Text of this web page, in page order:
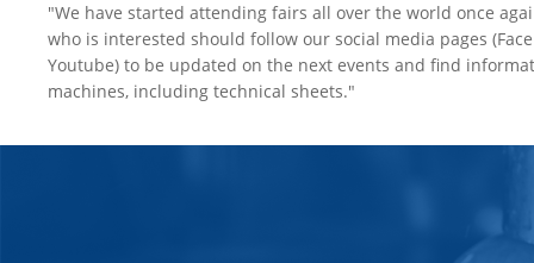
"We have started attending fairs all over the world once
who is interested should follow our social media pages
Youtube) to be updated on the next events and find
machines, including technical sheets."